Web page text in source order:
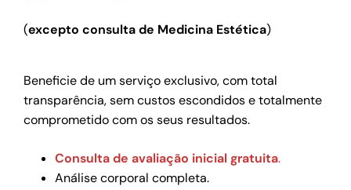
(excepto consulta de Medicina Estética)
Beneficie de um serviço exclusivo, com total
transparência, sem custos escondidos e totalmente
comprometido com os seus resultados.
Consulta de avaliação inicial gratuita.
Análise corporal completa.